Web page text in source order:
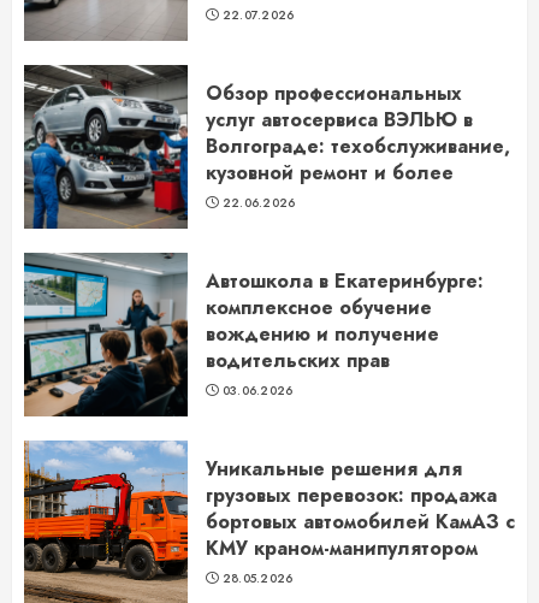
22.07.2026
Обзор профессиональных
услуг автосервиса ВЭЛЬЮ в
Волгограде: техобслуживание,
кузовной ремонт и более
22.06.2026
Автошкола в Екатеринбурге:
комплексное обучение
вождению и получение
водительских прав
03.06.2026
Уникальные решения для
грузовых перевозок: продажа
бортовых автомобилей КамАЗ с
КМУ краном-манипулятором
28.05.2026